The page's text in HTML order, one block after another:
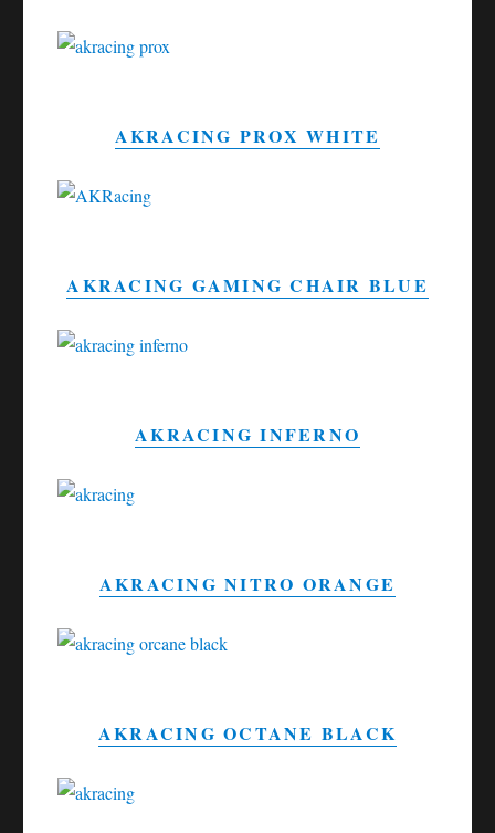
AKRACING PROX WHITE
AKRACING GAMING CHAIR BLUE
AKRACING INFERNO
AKRACING NITRO ORANGE
AKRACING OCTANE BLACK